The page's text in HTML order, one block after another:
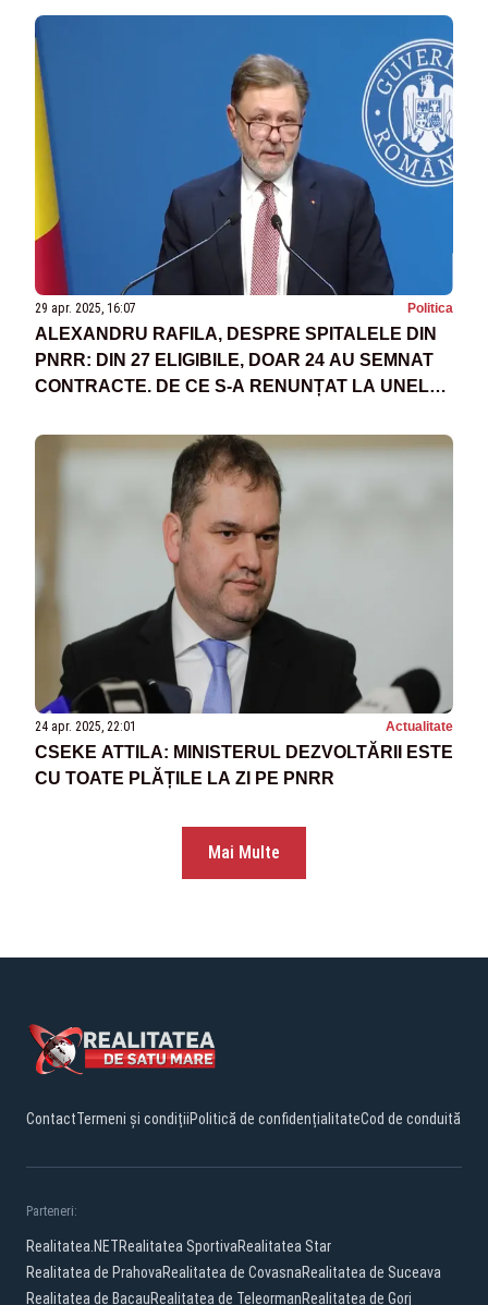
29 apr. 2025, 16:07 Politica
ALEXANDRU RAFILA, DESPRE SPITALELE DIN
PNRR: DIN 27 ELIGIBILE, DOAR 24 AU SEMNAT
CONTRACTE. DE CE S-A RENUNȚAT LA UNELE
24 apr. 2025, 22:01 Actualitate
CSEKE ATTILA: MINISTERUL DEZVOLTĂRII ESTE
CU TOATE PLĂȚILE LA ZI PE PNRR
Mai Multe
ContactTermeni și condițiiPolitică de confidențialitateCod de conduită
Parteneri:
Realitatea.NETRealitatea SportivaRealitatea Star
Realitatea de PrahovaRealitatea de CovasnaRealitatea de Suceava
Realitatea de BacauRealitatea de TeleormanRealitatea de Gorj